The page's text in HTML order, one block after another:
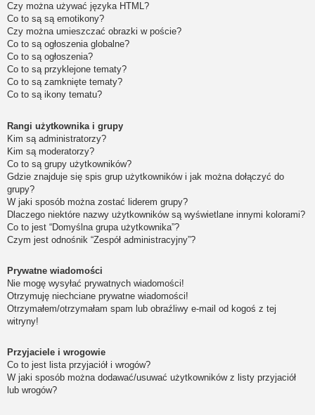
Czy można używać języka HTML?
Co to są są emotikony?
Czy można umieszczać obrazki w poście?
Co to są ogłoszenia globalne?
Co to są ogłoszenia?
Co to są przyklejone tematy?
Co to są zamknięte tematy?
Co to są ikony tematu?
Rangi użytkownika i grupy
Kim są administratorzy?
Kim są moderatorzy?
Co to są grupy użytkowników?
Gdzie znajduje się spis grup użytkowników i jak można dołączyć do
grupy?
W jaki sposób można zostać liderem grupy?
Dlaczego niektóre nazwy użytkowników są wyświetlane innymi kolorami?
Co to jest “Domyślna grupa użytkownika”?
Czym jest odnośnik “Zespół administracyjny”?
Prywatne wiadomości
Nie mogę wysyłać prywatnych wiadomości!
Otrzymuję niechciane prywatne wiadomości!
Otrzymałem/otrzymałam spam lub obraźliwy e-mail od kogoś z tej
witryny!
Przyjaciele i wrogowie
Co to jest lista przyjaciół i wrogów?
W jaki sposób można dodawać/usuwać użytkowników z listy przyjaciół
lub wrogów?